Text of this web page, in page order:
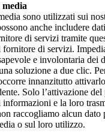
sono utilizzati sui
anche includere
di servizi tramite
fornitore di servizi.
e involontaria dei
soluzione a due clic.
innanzitutto
Solo l’attivazione
informazioni e la loro
raccogliamo alcun dato
o sul loro utilizzo.